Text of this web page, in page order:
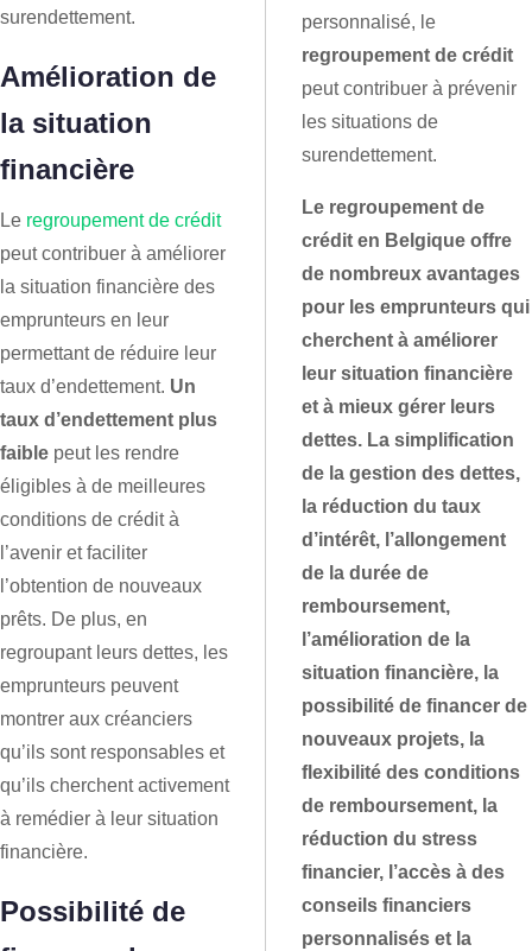
surendettement.
Amélioration de
la situation
financière
Le regroupement de crédit
peut contribuer à améliorer
la situation financière des
emprunteurs en leur
permettant de réduire leur
taux d’endettement. Un
taux d’endettement plus
faible peut les rendre
éligibles à de meilleures
conditions de crédit à
l’avenir et faciliter
l’obtention de nouveaux
prêts. De plus, en
regroupant leurs dettes, les
emprunteurs peuvent
montrer aux créanciers
qu’ils sont responsables et
qu’ils cherchent activement
à remédier à leur situation
financière.
Possibilité de
personnalisé, le
regroupement de crédit
peut contribuer à prévenir
les situations de
surendettement.
Le regroupement de
crédit en Belgique offre
de nombreux avantages
pour les emprunteurs qui
cherchent à améliorer
leur situation financière
et à mieux gérer leurs
dettes. La simplification
de la gestion des dettes,
la réduction du taux
d’intérêt, l’allongement
de la durée de
remboursement,
l’amélioration de la
situation financière, la
possibilité de financer de
nouveaux projets, la
flexibilité des conditions
de remboursement, la
réduction du stress
financier, l’accès à des
conseils financiers
personnalisés et la